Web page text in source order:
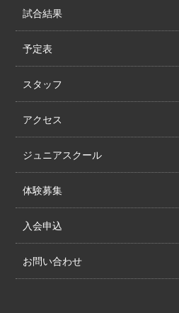
試合結果
予定表
スタッフ
アクセス
ジュニアスクール
体験募集
入会申込
お問い合わせ